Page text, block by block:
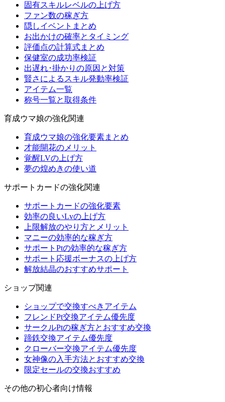
固有スキルレベルの上げ方
ファン数の稼ぎ方
隠しイベントまとめ
お出かけの確率とタイミング
評価点の計算式まとめ
保健室の成功率検証
出遅れ･掛かりの原因と対策
賢さによるスキル発動率検証
アイテム一覧
称号一覧と取得条件
育成ウマ娘の強化関連
育成ウマ娘の強化要素まとめ
才能開花のメリット
覚醒LVの上げ方
夢の煌めきの使い道
サポートカードの強化関連
サポートカードの強化要素
効率の良いLvの上げ方
上限解放のやり方とメリット
マニーの効率的な稼ぎ方
サポートPtの効率的な稼ぎ方
サポート応援ボーナスの上げ方
解放結晶のおすすめサポート
ショップ関連
ショップで交換すべきアイテム
フレンドPt交換アイテム優先度
サークルPtの稼ぎ方とおすすめ交換
蹄鉄交換アイテム優先度
クローバー交換アイテム優先度
女神像の入手方法とおすすめ交換
限定セールの交換おすすめ
その他の初心者向け情報